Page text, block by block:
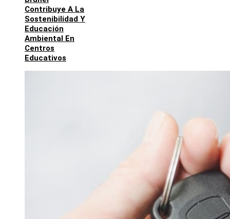
Contribuye A La
Sostenibilidad Y
Educación
Ambiental En
Centros
Educativos